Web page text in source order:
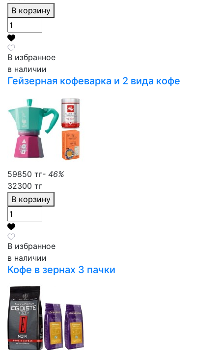
В корзину
В избранное
в наличии
Гейзерная кофеварка и 2 вида кофе
59850 тг- 46%
32300 тг
В корзину
В избранное
в наличии
Кофе в зернах 3 пачки